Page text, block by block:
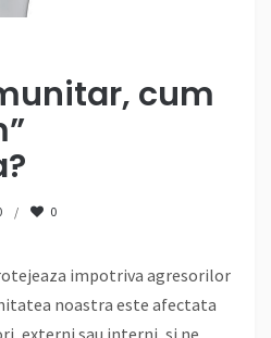
cum
0
impotriva agresorilor
noastra este afectata